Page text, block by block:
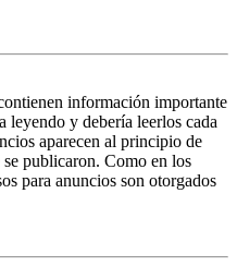
información importante
leyendo y debería leerlos cada
aparecen al principio de
publicaron. Como en los
para anuncios son otorgados